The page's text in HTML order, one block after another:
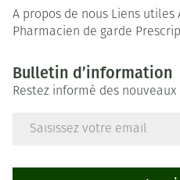
A propos de nous Liens utiles
Pharmacien de garde
Bulletin d’information
Restez informé des